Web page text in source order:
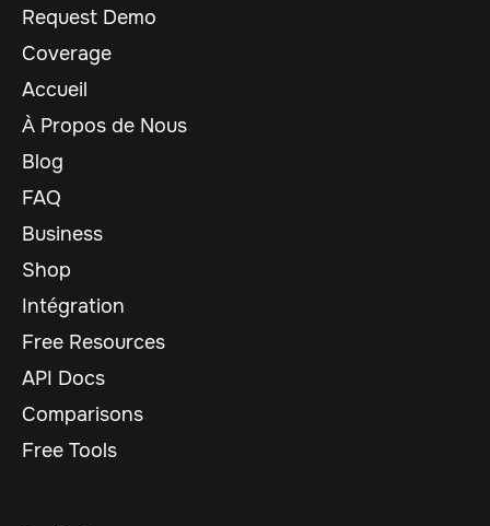
Request Demo
Coverage
Accueil
À Propos de Nous
Blog
FAQ
Business
Shop
Intégration
Free Resources
API Docs
Comparisons
Free Tools